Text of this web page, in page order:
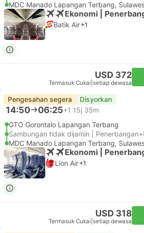
MDC Manado Lapangan Terbang,
Ekonomi |
Batik Air +1
USD 372
Termasuk Cukai setiap dewasa
Pengesahan segera Disyorkan
14:50 06:25+1 15j 35m
GTO Gorontalo Lapangan Terbang
Sambungan tidak dijamin |
MDC Manado Lapangan Terbang,
Ekonomi |
Lion Air +1
USD 318
Termasuk Cukai setiap dewasa